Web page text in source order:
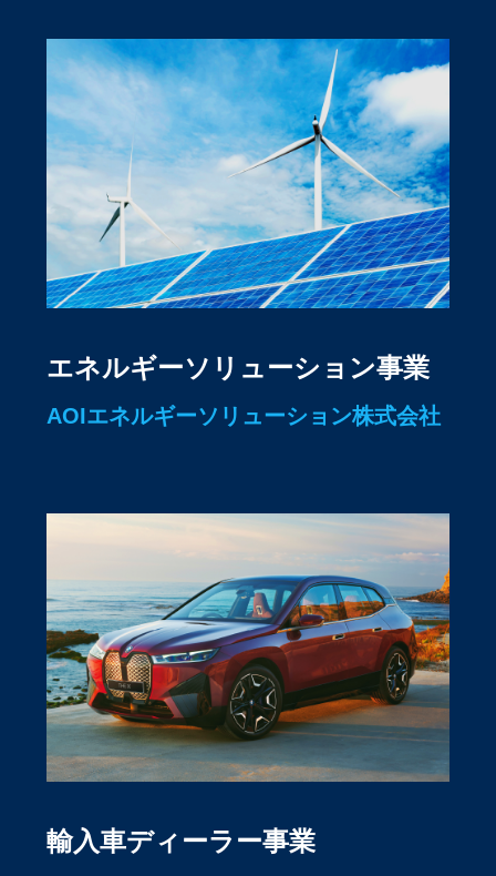
エネルギーソリューション事業
AOIエネルギーソリューション株式会社
輸入車ディーラー事業